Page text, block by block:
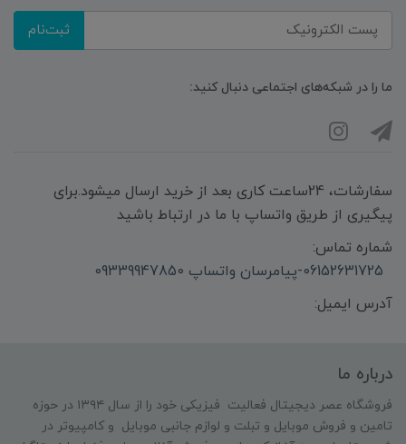
ثبت‌نام
ما را در شبکه‌های اجتماعی دنبال کنید:
سفارشات، 24ساعت کاری بعد از خرید ارسال میشود.برای
پیگیری از طریق واتساپ با ما در ارتباط باشید
شماره تماس:
06152631725-پیامرسان واتساپ 09339947850
آدرس ایمیل:
درباره ما
فروشگاه عصر دیجیتال فعالیت فیزیکی خود را از سال ۱۳۹۴ در حوزه
تامین و‌ فروش موبایل و تبلت و لوازم جانبی موبایل و کامپیوتر در